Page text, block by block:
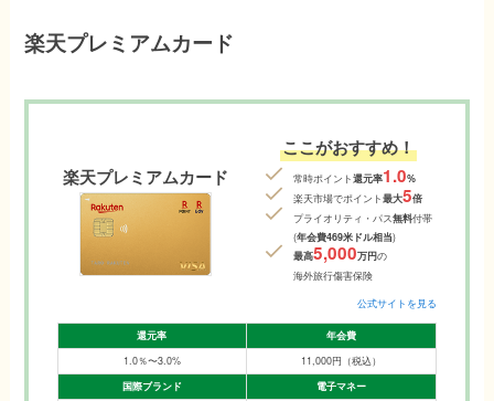
楽天プレミアムカード
楽天プレミアムカード
ここがおすすめ！
常時ポイント還元率1.0%
楽天市場でポイント最大5倍
プライオリティ・パス無料付帯
(年会費469米ドル相当)
最高5,000万円の
海外旅行傷害保険
公式サイトを見る
還元率
年会費
1.0％〜3.0%
11,000円（税込）
国際ブランド
電子マネー